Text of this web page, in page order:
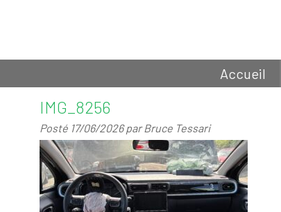
Accueil
IMG_8256
Posté 17/06/2026parBruce Tessari